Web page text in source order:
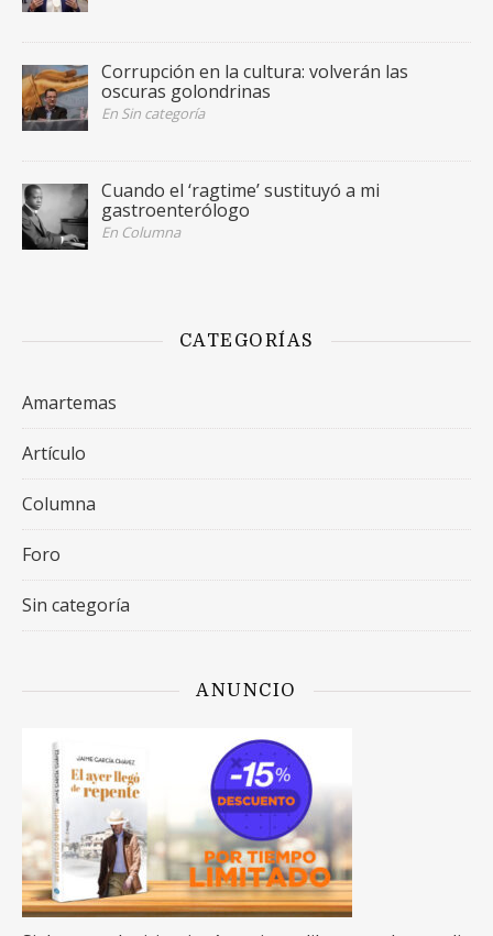
Corrupción en la cultura: volverán las
oscuras golondrinas
En Sin categoría
Cuando el ‘ragtime’ sustituyó a mi
gastroenterólogo
En Columna
CATEGORÍAS
Amartemas
Artículo
Columna
Foro
Sin categoría
ANUNCIO